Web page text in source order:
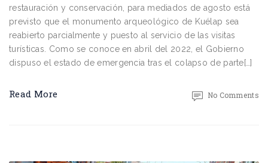
restauración y conservación, para mediados de agosto está
previsto que el monumento arqueológico de Kuélap sea
reabierto parcialmente y puesto al servicio de las visitas
turísticas. Como se conoce en abril del 2022, el Gobierno
dispuso el estado de emergencia tras el colapso de parte[…]
Read More No Comments